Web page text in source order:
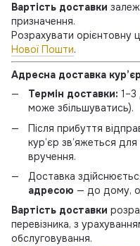
Вартість доставки
призначення.
Розрахувати орієнтовну
Нової Пошти.
Адресна доставка
Термін доставки: 1–3
може збільшуватись).
Після прибуття
кур’єр зв’яжеться
вручення.
Доставка
адресою — до дому,
Вартість доставки
перевізника, з
обслуговування.